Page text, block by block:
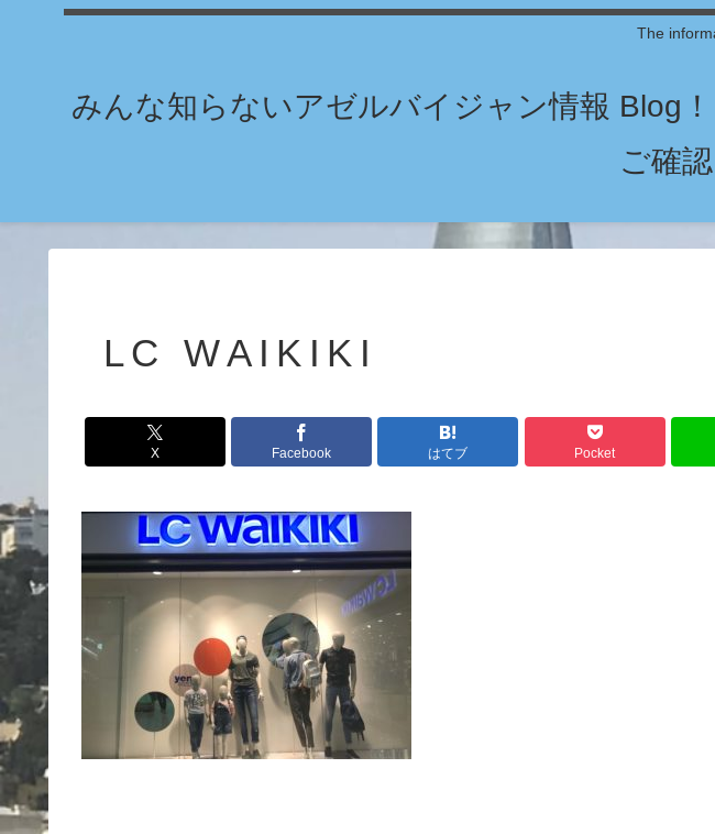
The
みんな知らないアゼルバイジャン情報
ご確
LC WAIKIKI
X Facebook はてブ Pocket